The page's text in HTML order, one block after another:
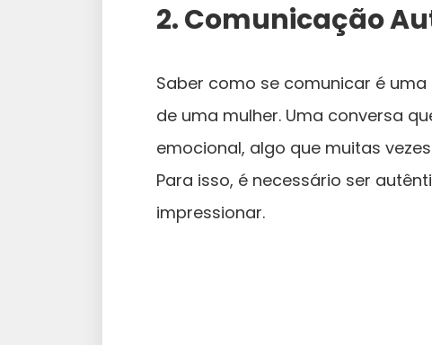
2.Comunicação
Saber como se comunicar é
de uma mulher. Uma conversa
emocional, algo que muitas
Para isso, é necessário ser
impressionar.